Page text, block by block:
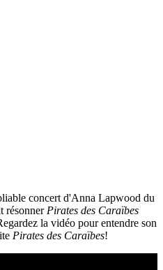
concert d'Anna Lapwood du
résonner Pirates des Caraïbes
la vidéo pour entendre son
Pirates des Caraïbes!